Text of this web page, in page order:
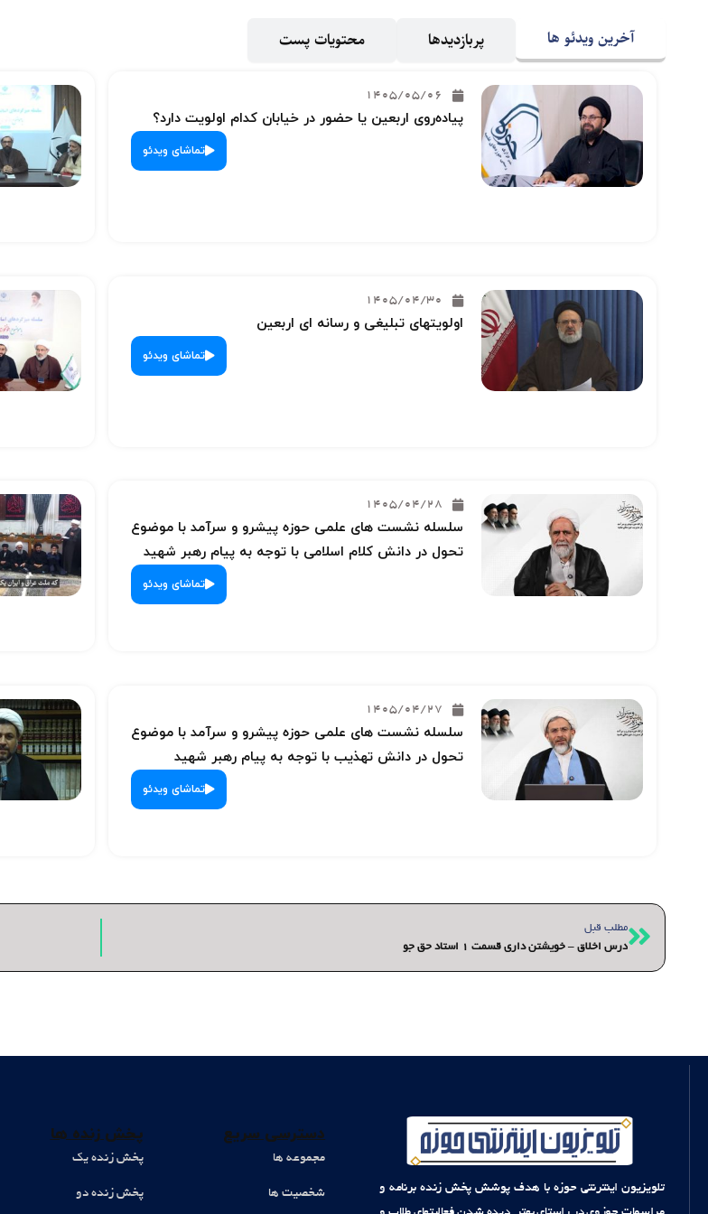
آخرین ویدئو ها پربازدیدها محتویات پست
1405/05/06
پیاده‌روی اربعین یا حضور در خیابان کدام اولویت دارد؟
تماشای ویدئو
1405/04/30
اولویتهای تبلیغی و رسانه ای اربعین
تماشای ویدئو
1405/04/28
سلسله نشست های علمی حوزه پیشرو و سرآمد با موضوع
تحول در دانش کلام اسلامی با توجه به پیام رهبر شهید
تماشای ویدئو
1405/04/27
سلسله نشست های علمی حوزه پیشرو و سرآمد با موضوع
تحول در دانش تهذیب با توجه به پیام رهبر شهید
تماشای ویدئو
قبلیمطلب قبل
درس اخلاق – خویشتن داری قسمت 1 استاد حق جو
تلویزیون اینترنتی حوزه با هدف پوشش پخش زنده برنامه و
دسترسی سریع
مجموعه ها
شخصیت ها
پخش زنده ها
پخش زنده یک
پخش زنده دو